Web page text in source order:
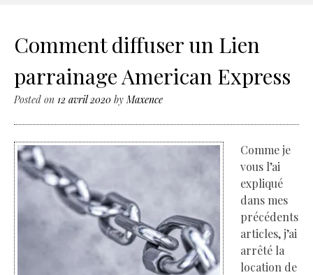
Comment diffuser un Lien
parrainage American Express
Posted on 12 avril 2020 byMaxence
Comme je
vous l’ai
expliqué
dans mes
précédents
articles, j’ai
arrêté la
location de